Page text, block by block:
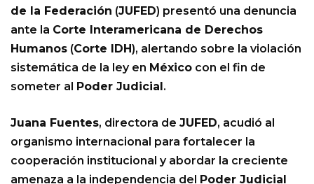
de la Federación (JUFED) presentó una denuncia
ante la Corte Interamericana de Derechos
Humanos (Corte IDH), alertando sobre la violación
sistemática de la ley en México con el fin de
someter al Poder Judicial.
Juana Fuentes, directora de JUFED, acudió al
organismo internacional para fortalecer la
cooperación institucional y abordar la creciente
amenaza a la independencia del Poder Judicial